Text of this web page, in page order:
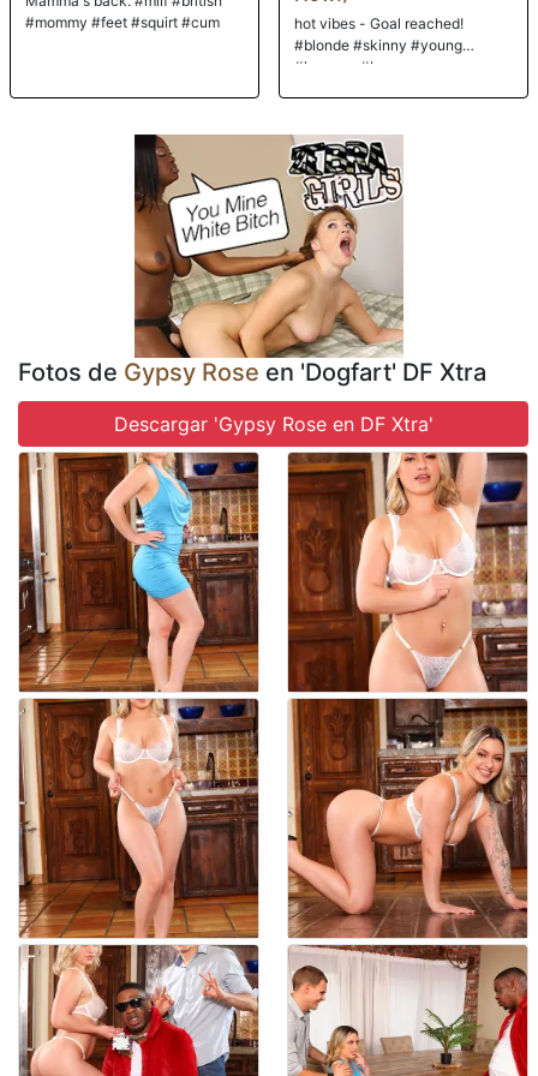
#mommy #feet #squirt #cum
hot vibes - Goal reached!
#blonde #skinny #young
#lovense #braces
Fotos de Gypsy Rose en 'Dogfart' DF Xtra
Descargar 'Gypsy Rose en DF Xtra'